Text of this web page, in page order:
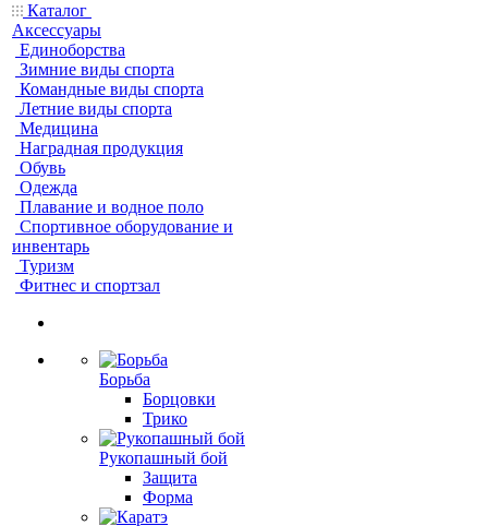
Каталог
Аксессуары
Единоборства
Зимние виды спорта
Командные виды спорта
Летние виды спорта
Медицина
Наградная продукция
Обувь
Одежда
Плавание и водное поло
Спортивное оборудование и
инвентарь
Туризм
Фитнес и спортзал
Борьба
Борцовки
Трико
Рукопашный бой
Защита
Форма